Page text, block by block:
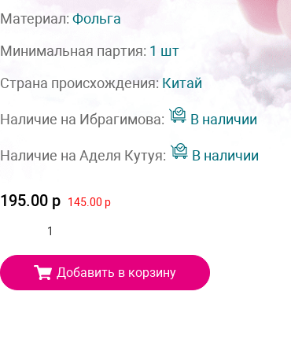
Материал: Фольга
Минимальная партия: 1 шт
Страна происхождения: Китай
Наличие на Ибрагимова: В наличии
Наличие на Аделя Кутуя: В наличии
195.00 р 145.00 р
Добавить в корзину